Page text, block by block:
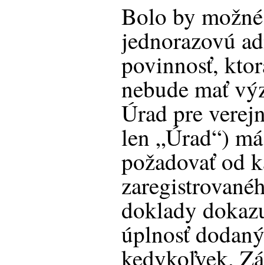
Bolo by
jednorazovú
povinnosť,
nebude mať
Úrad pre
len „Úrad“)
požadovať od
doklady
úplnosť
kedykoľvek.